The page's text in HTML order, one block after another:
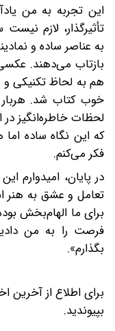
این تجربه به من
تأثیرگذار، لازم
به عناصر ساده و
بازتاب می‌دهند. عکسی
هم به لحاظ تکنیکی
خوب کتاب شد.
لحظات خاطره‌انگیز در
که این نگاه ساده اما
فکر می‌کنم.
در پایان، امیدوارم
تعامل و عشق به هنر
برای ما الهام‌بخش
فرصت را به من
بگذارم».
برای اطلاع از آخرین
بپیوندید.